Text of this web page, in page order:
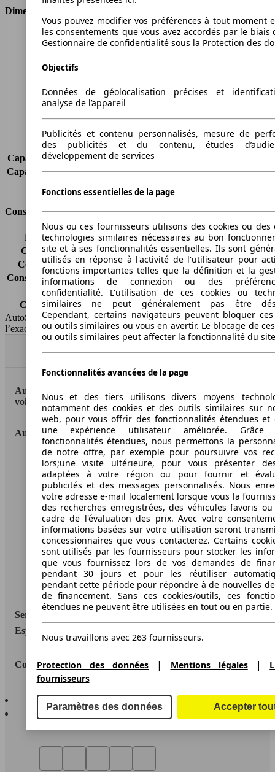
Dimensions
Longueur
4900 mm
Largeur
Poids maximum
3030 kg
Charge maximale
Portes
5
Sièges
7
Charge sur toit
-
Capacité de remorquage (sans freins)
Capacité de remorquage (avec freins) 3500 kg
Consommation
Émissions de CO2*
245 g/km (komb.)
Consommation (ville)
10.5 l/100km
Consommation (route)
8.6 l/100km
Consommation (combinée)*
9.3 l/100km
Classe d'émissions
Euro 6b
Capacité du réservoir
88 l
AutoScout24 Belgium SA décline toute responsabilité concernant
l’exactitude des informations fournies
Haut
AutoScout24: la plus grande plateforme en ligne de
voitures en Europe.
AutoScout24
A propos d'AutoScout24
Presse
Conditions d'utilisation
Informations légales
Protection des données
Media
Déclaration d'accessibilité
Service
Espace Pro
Contact
AutoScout24 pour iOS
AutoScout24 pour Android
Vous pouvez modifier vos préférences à tout moment
les consentements que vous avez accordés par le biais
Gestionnaire de confidentialité sous la Protection des
Objectifs
Données de géolocalisation précises et
analyse de l’appareil
Publicités et contenu personnalisés, mesure de
des publicités et du contenu, études
développement de services
Fonctions essentielles de la page
Nous ou ces fournisseurs utilisons des cookies ou des
technologies similaires nécessaires au bon
site et à ses fonctionnalités essentielles. Ils sont
utilisés en réponse à l'activité de l'utilisateur pour
fonctions importantes telles que la définition et la
informations de connexion ou des
confidentialité. L'utilisation de ces cookies ou
similaires ne peut généralement pas être
Cependant, certains navigateurs peuvent bloquer ces
ou outils similaires ou vous en avertir. Le blocage de
ou outils similaires peut affecter la fonctionnalité du
Fonctionnalités avancées de la page
Nous et des tiers utilisons divers moyens
notamment des cookies et des outils similaires sur
web, pour vous offrir des fonctionnalités étendues et
une expérience utilisateur améliorée.
fonctionnalités étendues, nous permettons la
de notre offre, par exemple pour poursuivre vos
lors;une visite ultérieure, pour vous présenter
adaptées à votre région ou pour fournir et
publicités et des messages personnalisés. Nous
votre adresse e-mail localement lorsque vous la
des recherches enregistrées, des véhicules favoris
cadre de l'évaluation des prix. Avec votre
informations basées sur votre utilisation seront
concessionnaires que vous contacterez. Certains
sont utilisés par les fournisseurs pour stocker les
que vous fournissez lors de vos demandes de
pendant 30 jours et pour les réutiliser
pendant cette période pour répondre à de nouvelles
de financement. Sans ces cookies/outils, ces
étendues ne peuvent être utilisées en tout ou en partie.
Nous travaillons avec 263 fournisseurs.
Protection des données | Mentions légales|
fournisseurs
Paramètres des données Accepter